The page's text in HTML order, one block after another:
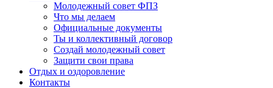
Молодежный совет ФПЗ
Что мы делаем
Официальные документы
Ты и коллективный договор
Создай молодежный совет
Защити свои права
Отдых и оздоровление
Контакты